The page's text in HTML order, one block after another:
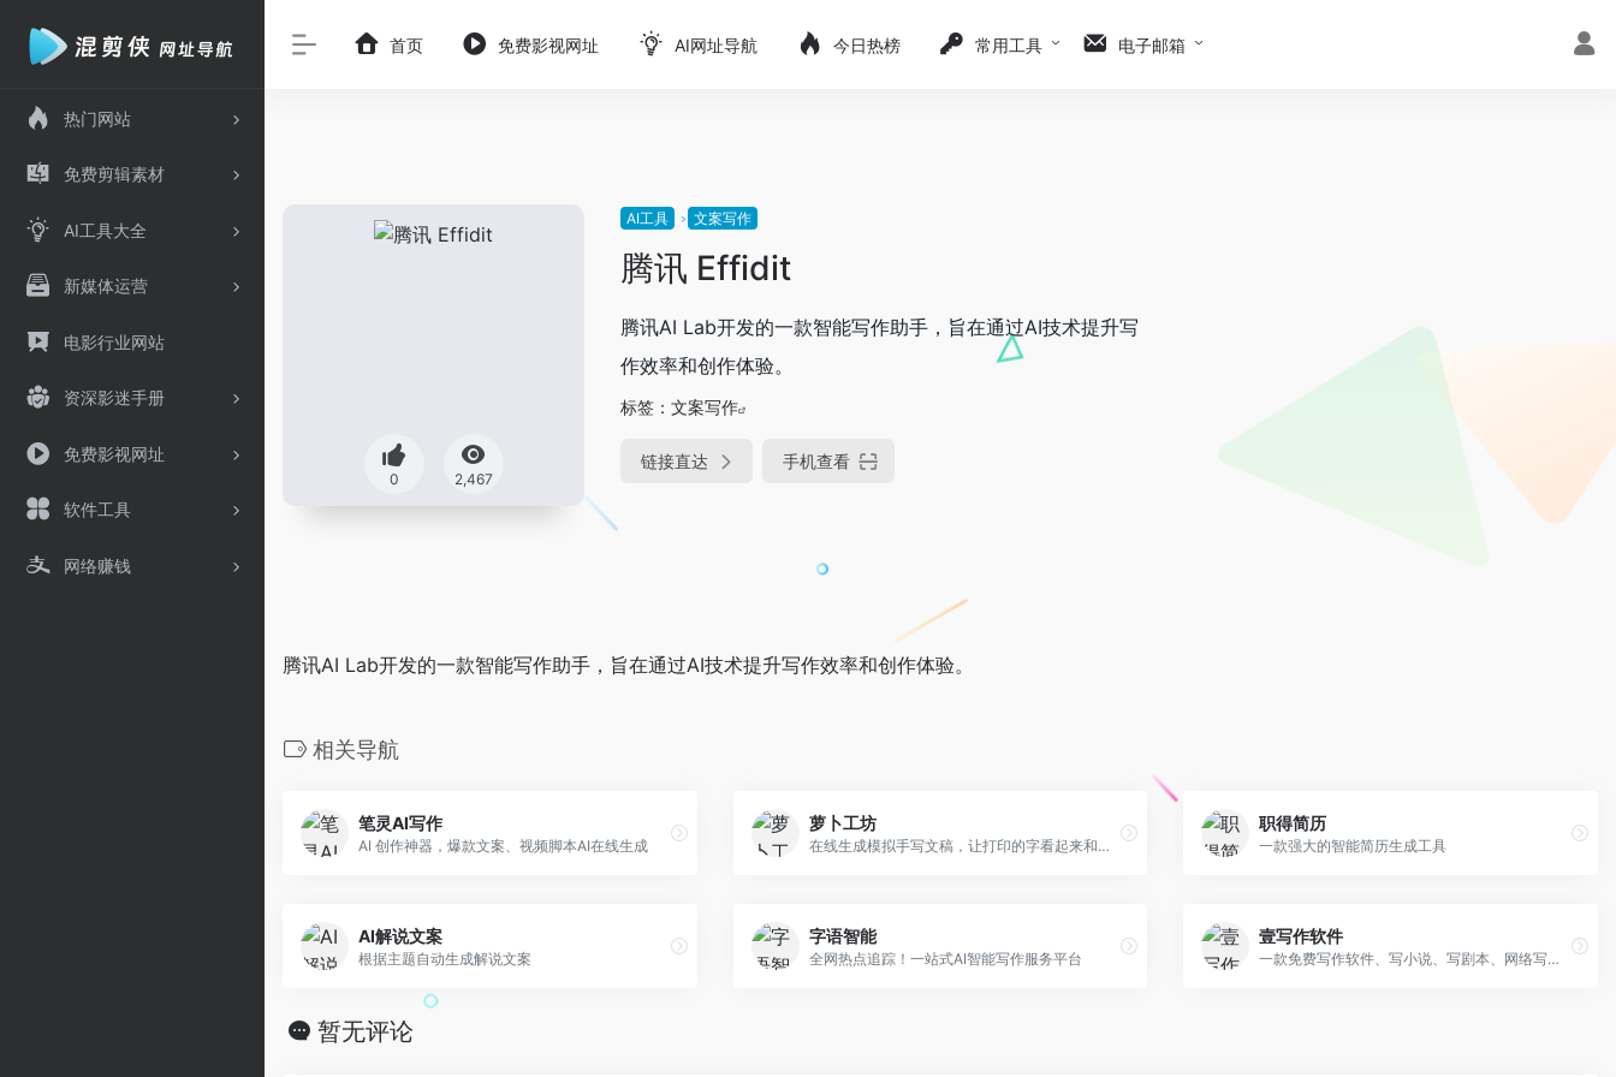
热门网站
免费剪辑素材
AI工具大全
新媒体运营
电影行业网站
资深影迷手册
免费影视网址
软件工具
网络赚钱
首页 免费影视网址 AI网址导航 今日热榜 常用工具 电子邮箱
0 2,467
AI工具 文案写作
腾讯 Effidit
腾讯AI Lab开发的一款智能写作助手，旨在通过AI技术提升写
作效率和创作体验。
标签： 文案写作
链接直达 手机查看
腾讯AI Lab开发的一款智能写作助手，旨在通过AI技术提升写作效率和创作体验。
相关导航
笔灵AI写作
AI 创作神器，爆款文案、视频脚本AI在线生成
萝卜工坊
在线生成模拟手写文稿，让打印的字看起来和手写的一样
职得简历
一款强大的智能简历生成工具
AI解说文案
根据主题自动生成解说文案
字语智能
全网热点追踪！一站式AI智能写作服务平台
壹写作软件
一款免费写作软件、写小说、写剧本、网络写手的写作软件
暂无评论